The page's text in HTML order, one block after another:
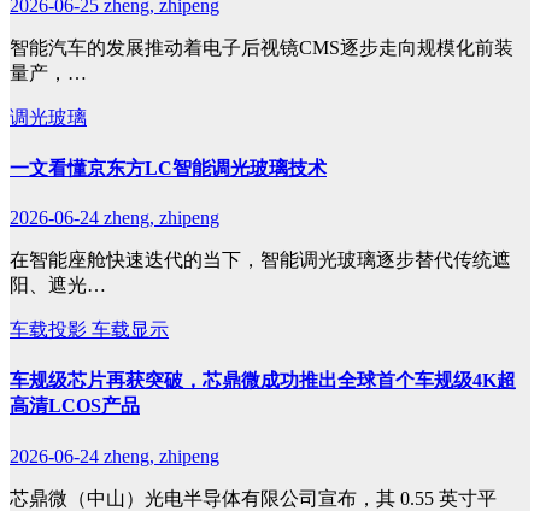
2026-06-25 zheng, zhipeng
智能汽车的发展推动着电子后视镜CMS逐步走向规模化前装
量产，…
调光玻璃
一文看懂京东方LC智能调光玻璃技术
2026-06-24 zheng, zhipeng
在智能座舱快速迭代的当下，智能调光玻璃逐步替代传统遮
阳、遮光…
车载投影 车载显示
车规级芯片再获突破，芯鼎微成功推出全球首个车规级4K超
高清LCOS产品
2026-06-24 zheng, zhipeng
芯鼎微（中山）光电半导体有限公司宣布，其 0.55 英寸平